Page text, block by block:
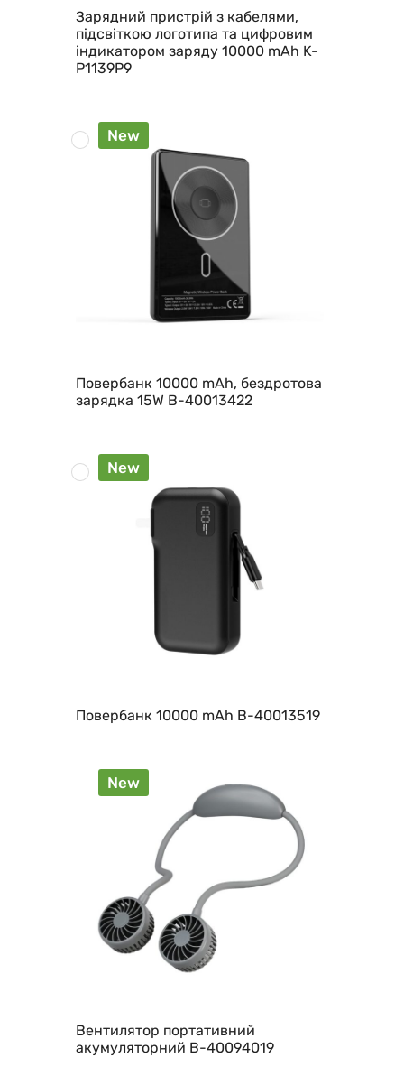
Зарядний пристрій з кабелями,
підсвіткою логотипа та цифровим
індикатором заряду 10000 mAh K-
P1139P9
New
Повербанк 10000 mAh, бездротова
зарядка 15W B-40013422
New
Повербанк 10000 mAh B-40013519
New
Вентилятор портативний
акумуляторний B-40094019